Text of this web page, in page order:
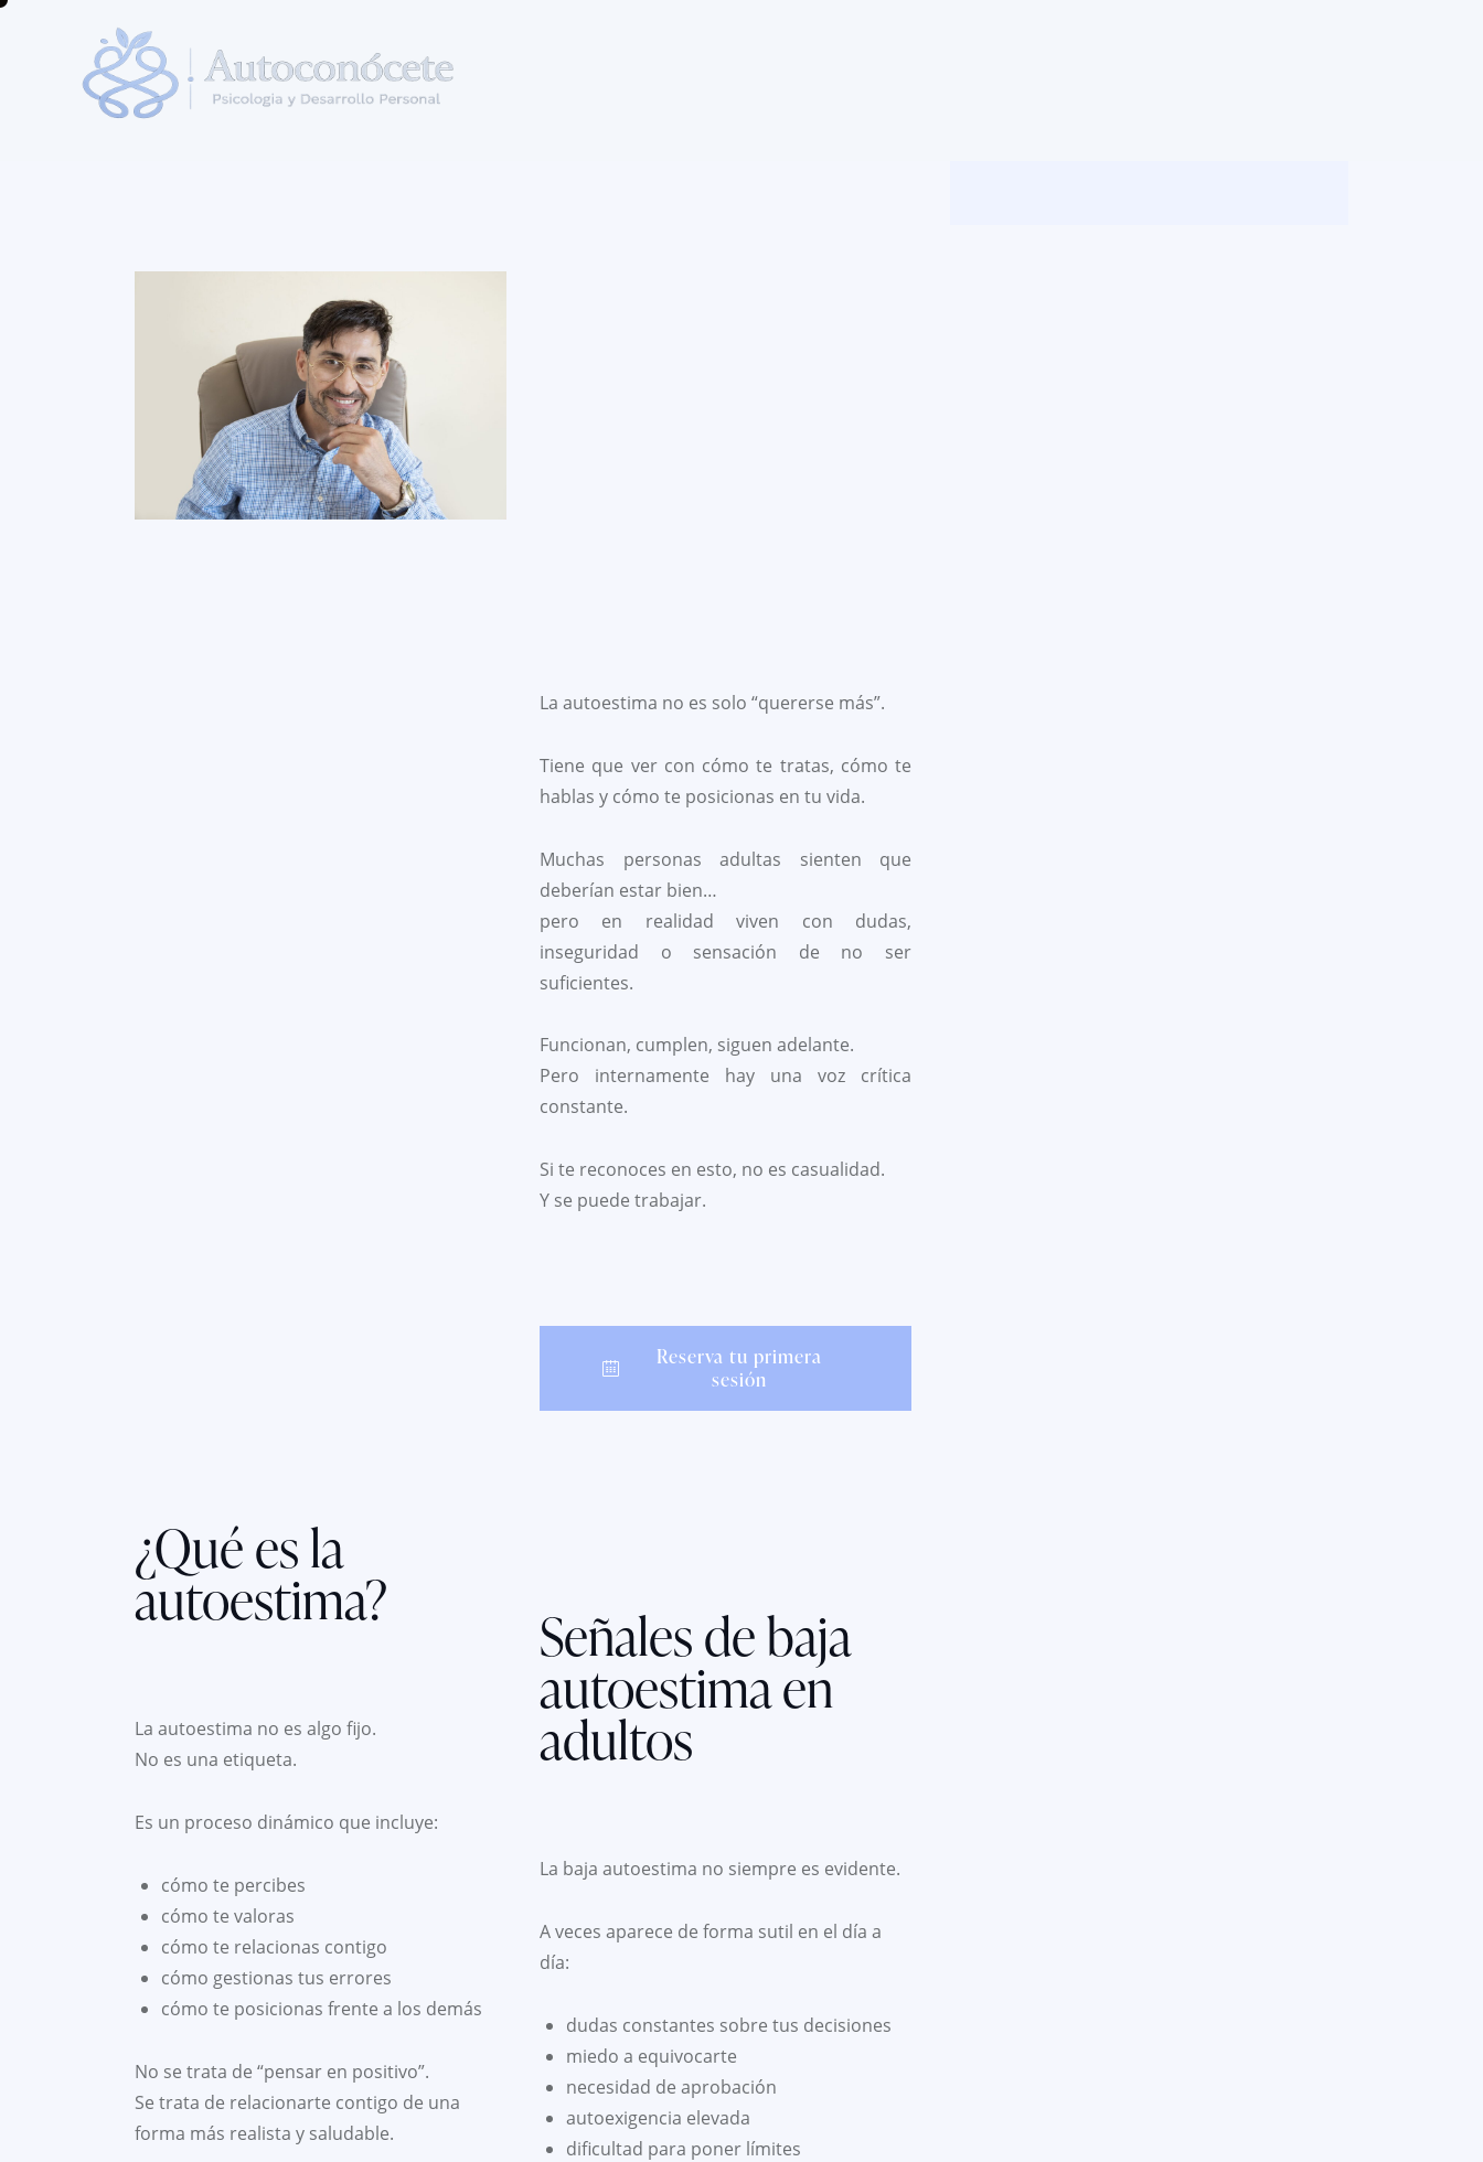
La autoestima no es solo “quererse más”.
Tiene que ver con cómo te tratas, cómo te
hablas y cómo te posicionas en tu vida.
Muchas personas adultas sienten que
deberían estar bien…
pero en realidad viven con dudas,
inseguridad o sensación de no ser
suficientes.
Funcionan, cumplen, siguen adelante.
Pero internamente hay una voz crítica
constante.
Si te reconoces en esto, no es casualidad.
Y se puede trabajar.
Reserva tu primera
sesión
¿Qué es la
autoestima?
La autoestima no es algo fijo.
No es una etiqueta.
Es un proceso dinámico que incluye:
cómo te percibes
cómo te valoras
cómo te relacionas contigo
cómo gestionas tus errores
cómo te posicionas frente a los demás
No se trata de “pensar en positivo”.
Se trata de relacionarte contigo de una
forma más realista y saludable.
Señales de baja
autoestima en
adultos
La baja autoestima no siempre es evidente.
A veces aparece de forma sutil en el día a
día:
dudas constantes sobre tus decisiones
miedo a equivocarte
necesidad de aprobación
autoexigencia elevada
dificultad para poner límites